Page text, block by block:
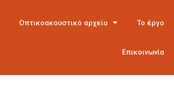
Οπτικοακουστικό αρχείο Το έργο
Επικοινωνία